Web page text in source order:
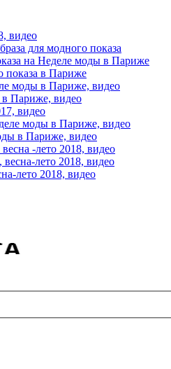
видео
для модного показа
на Неделе моды в Париже
показа в Париже
моды в Париже, видео
в Париже, видео
видео
моды в Париже, видео
в Париже, видео
-лето 2018, видео
лето 2018, видео
лето 2018, видео